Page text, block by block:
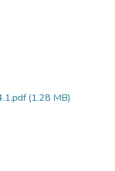
(1.28 MB)